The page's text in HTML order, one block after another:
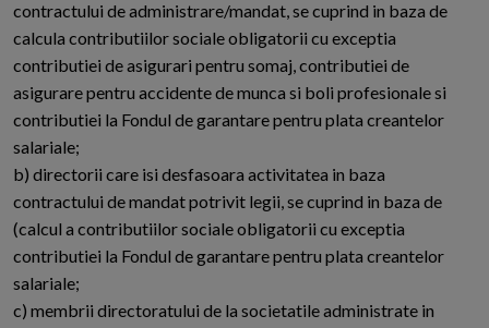
contractului de administrare/mandat, se cuprind in baza de
calcula contributiilor sociale obligatorii cu exceptia
contributiei de asigurari pentru somaj, contributiei de
asigurare pentru accidente de munca si boli profesionale si
contributiei la Fondul de garantare pentru plata creantelor
salariale;
b) directorii care isi desfasoara activitatea in baza
contractului de mandat potrivit legii, se cuprind in baza de
(calcul a contributiilor sociale obligatorii cu exceptia
contributiei la Fondul de garantare pentru plata creantelor
salariale;
c) membrii directoratului de la societatile administrate in